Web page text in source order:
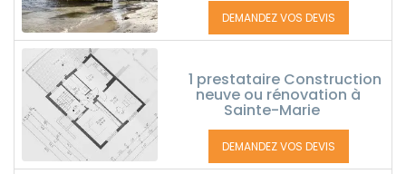
DEMANDEZ VOS DEVIS
1 prestataire Construction
neuve ou rénovation à
Sainte-Marie
DEMANDEZ VOS DEVIS